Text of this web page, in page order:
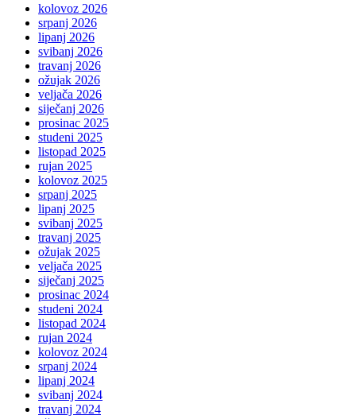
kolovoz 2026
srpanj 2026
lipanj 2026
svibanj 2026
travanj 2026
ožujak 2026
veljača 2026
siječanj 2026
prosinac 2025
studeni 2025
listopad 2025
rujan 2025
kolovoz 2025
srpanj 2025
lipanj 2025
svibanj 2025
travanj 2025
ožujak 2025
veljača 2025
siječanj 2025
prosinac 2024
studeni 2024
listopad 2024
rujan 2024
kolovoz 2024
srpanj 2024
lipanj 2024
svibanj 2024
travanj 2024